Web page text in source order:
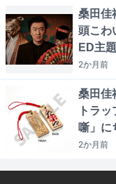
桑田佳
頭こわ
ED主
2か月前
桑田佳
トラ
噺」に
2か月前